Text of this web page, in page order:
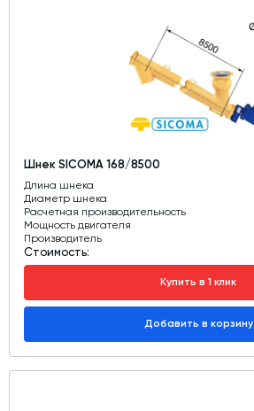
Шнек SICOMA 168/8500
Длина шнека
Диаметр шнека
Расчетная производительность
Мощность двигателя
Производитель
Стоимость:
Купить в 1 клик
Добавить в корзину